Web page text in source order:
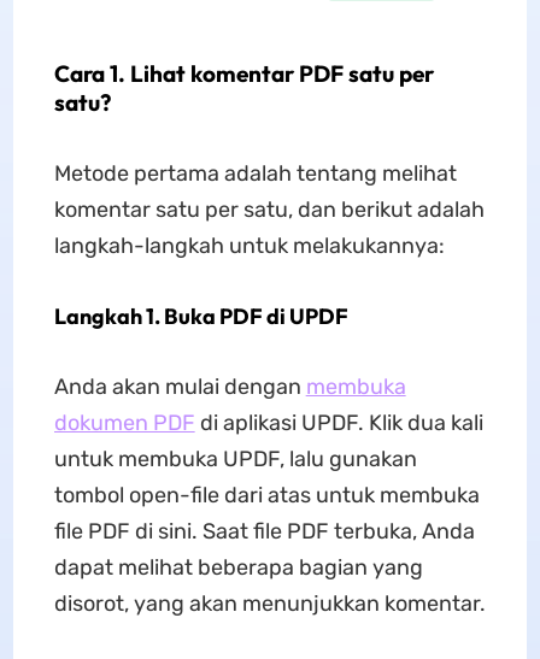
Cara 1. Lihat komentar PDF satu per
satu?
Metode pertama adalah tentang melihat
komentar satu per satu, dan berikut adalah
langkah-langkah untuk melakukannya:
Langkah 1. Buka PDF di UPDF
Anda akan mulai dengan membuka
dokumen PDF di aplikasi UPDF. Klik dua kali
untuk membuka UPDF, lalu gunakan
tombol open-file dari atas untuk membuka
file PDF di sini. Saat file PDF terbuka, Anda
dapat melihat beberapa bagian yang
disorot, yang akan menunjukkan komentar.